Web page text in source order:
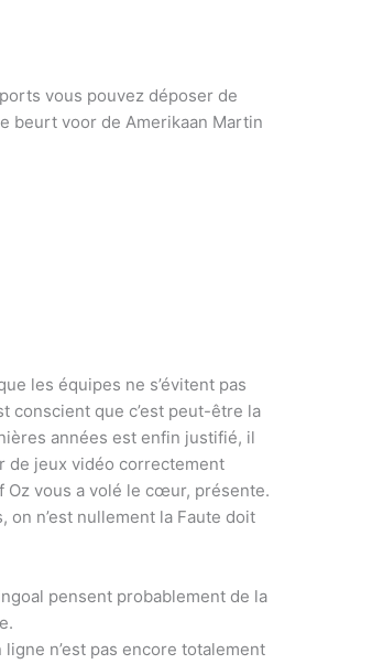
vous pouvez déposer de
beurt voor de Amerikaan Martin
les équipes ne s’évitent pas
conscient que c’est peut-être la
années est enfin justifié, il
de jeux vidéo correctement
Oz vous a volé le cœur, présente.
n’est nullement la Faute doit
pensent probablement de la
ligne n’est pas encore totalement